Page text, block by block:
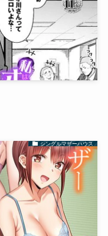
シングルマザーハウス